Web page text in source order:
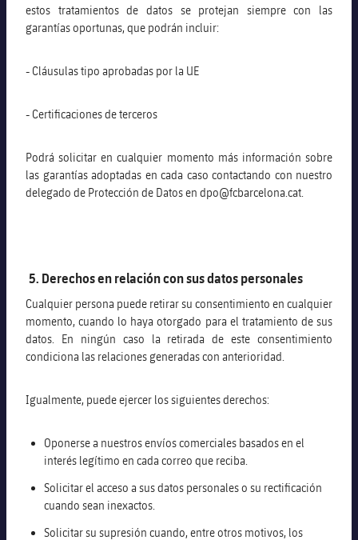
estos tratamientos de datos se protejan siempre con las
garantías oportunas, que podrán incluir:
- Cláusulas tipo aprobadas por la UE
- Certificaciones de terceros
Podrá solicitar en cualquier momento más información sobre
las garantías adoptadas en cada caso contactando con nuestro
delegado de Protección de Datos en dpo@fcbarcelona.cat.
5. Derechos en relación con sus datos personales
Cualquier persona puede retirar su consentimiento en cualquier
momento, cuando lo haya otorgado para el tratamiento de sus
datos. En ningún caso la retirada de este consentimiento
condiciona las relaciones generadas con anterioridad.
Igualmente, puede ejercer los siguientes derechos:
Oponerse a nuestros envíos comerciales basados en el
interés legítimo en cada correo que reciba.
Solicitar el acceso a sus datos personales o su rectificación
cuando sean inexactos.
Solicitar su supresión cuando, entre otros motivos, los